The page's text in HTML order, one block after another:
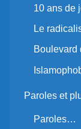
10 ans de
Le
Boulevard
Paroles et
Paroles…